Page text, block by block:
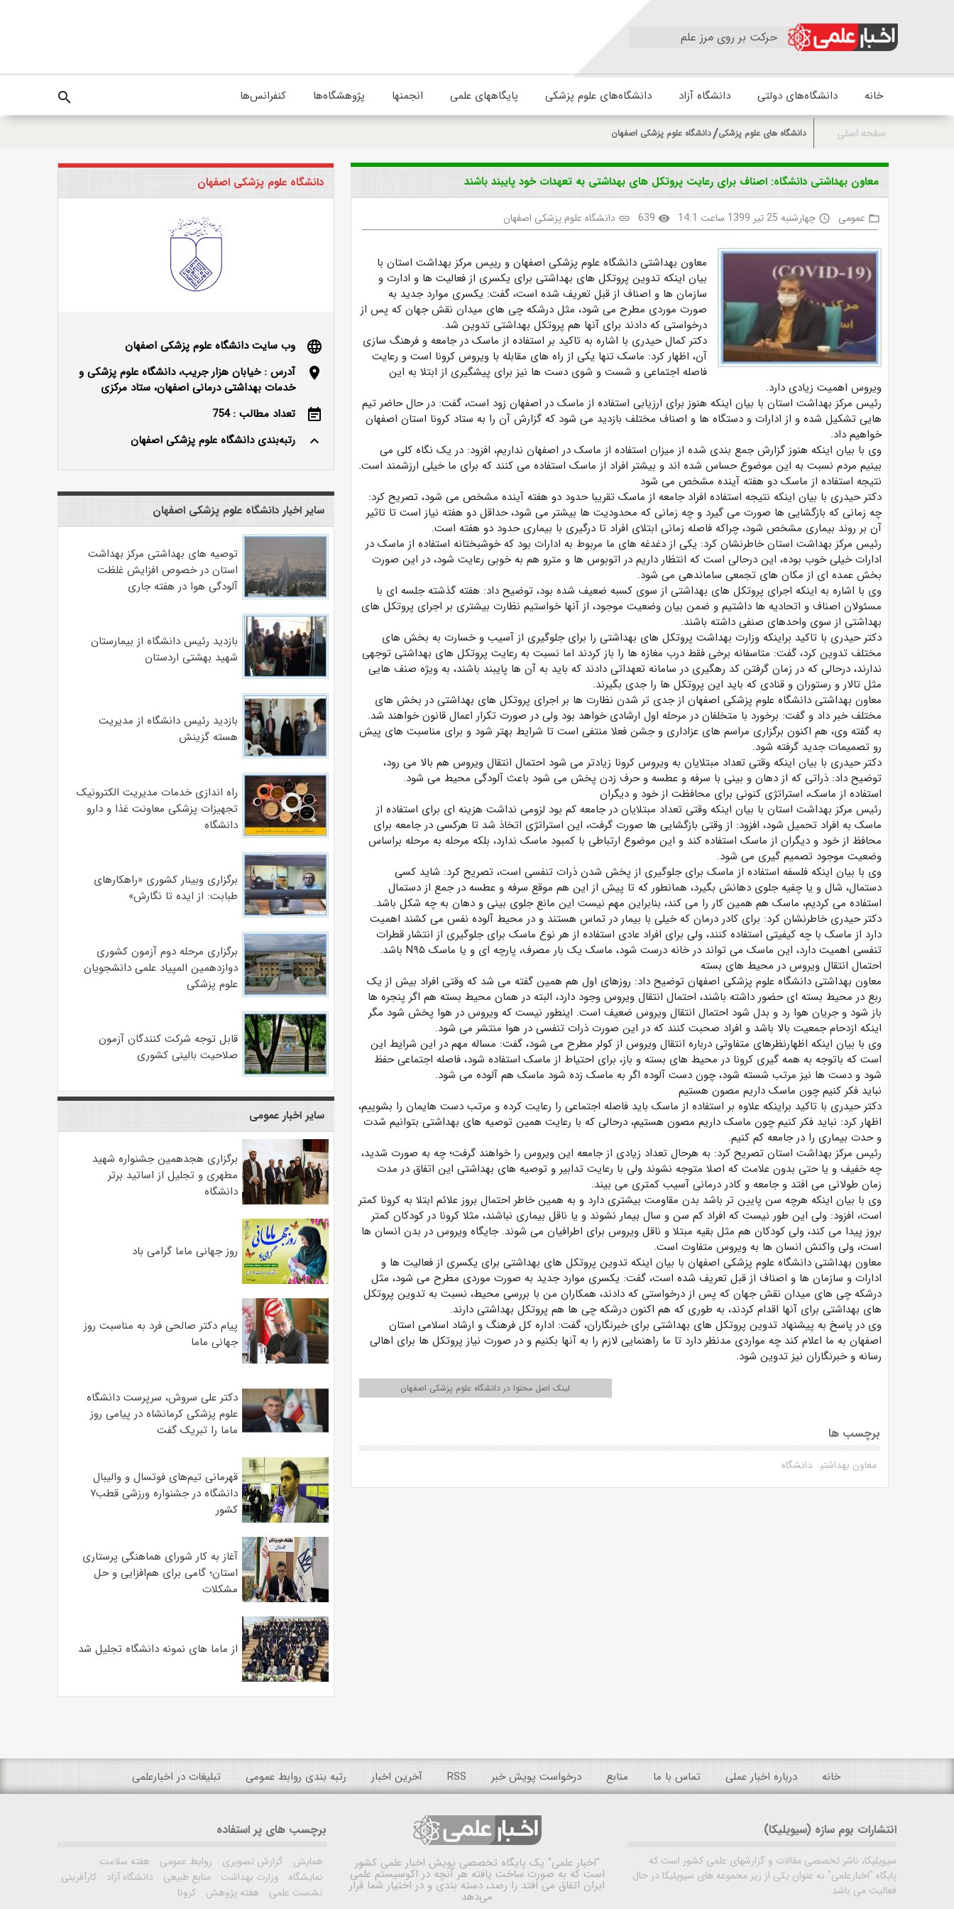
حرکت بر روی مرز علم
خانه دانشگاه‌های دولتی دانشگاه آزاد دانشگاه‌های علوم پزشکی پایگاههای علمی انجمنها پژوهشگاه‌ها کنفرانس‌ها search
صفحه اصلی دانشگاه های علوم پزشکی دانشگاه علوم پزشکی اصفهان
معاون بهداشتی دانشگاه: اصناف برای رعایت پروتکل های بهداشتی به تعهدات خود پایبند باشند
folder_open عمومی access_time چهارشنبه 25 تیر 1399 ساعت 14:1 visibility
639
link دانشگاه علوم پزشکی اصفهان
معاون بهداشتی دانشگاه علوم پزشکی اصفهان و رییس مرکز بهداشت استان با
بیان اینکه تدوین پروتکل های بهداشتی برای یکسری از فعالیت ها و ادارت و
سازمان ها و اصناف از قبل تعریف شده است، گفت: یکسری موارد جدید به
صورت موردی مطرح می شود، مثل درشکه چی های میدان نقش جهان که پس از
درخواستی که دادند برای آنها هم پروتکل بهداشتی تدوین شد.
دکتر کمال حیدری با اشاره به تاکید بر استفاده از ماسک در جامعه و فرهنگ سازی
آن، اظهار کرد: ماسک تنها یکی از راه های مقابله با ویروس کرونا است و رعایت
فاصله اجتماعی و شست و شوی دست ها نیز برای پیشگیری از ابتلا به این
ویروس اهمیت زیادی دارد.
رئیس مرکز بهداشت استان با بیان اینکه هنوز برای ارزیابی استفاده از ماسک در اصفهان زود است، گفت: در حال حاضر تیم
هایی تشکیل شده و از ادارات و دستگاه ها و اصناف مختلف بازدید می شود که گزارش آن را به ستاد کرونا استان اصفهان
خواهیم داد.
وی با بیان اینکه هنوز گزارش جمع بندی شده از میزان استفاده از ماسک در اصفهان نداریم، افزود: در یک نگاه کلی می
بینیم مردم نسبت به این موضوع حساس شده اند و بیشتر افراد از ماسک استفاده می کنند که برای ما خیلی ارزشمند است.
نتیجه استفاده از ماسک دو هفته آینده مشخص می شود
دکتر حیدری با بیان اینکه نتیجه استفاده افراد جامعه از ماسک تقریبا حدود دو هفته آینده مشخص می شود، تصریح کرد:
چه زمانی که بازگشایی ها صورت می گیرد و چه زمانی که محدودیت ها بیشتر می شود، حداقل دو هفته نیاز است تا تاثیر
آن بر روند بیماری مشخص شود، چراکه فاصله زمانی ابتلای افراد تا درگیری با بیماری حدود دو هفته است.
رئیس مرکز بهداشت استان خاطرنشان کرد: یکی از دغدغه های ما مربوط به ادارات بود که خوشبختانه استفاده از ماسک در
ادارات خیلی خوب بوده، این درحالی است که انتظار داریم در اتوبوس ها و مترو هم به خوبی رعایت شود، در این صورت
بخش عمده ای از مکان های تجمعی ساماندهی می شود.
وی با اشاره به اینکه اجرای پروتکل های بهداشتی از سوی کسبه ضعیف شده بود، توضیح داد: هفته گذشته جلسه ای با
مسئولان اصناف و اتحادیه ها داشتیم و ضمن بیان وضعیت موجود، از آنها خواستیم نظارت بیشتری بر اجرای پروتکل های
بهداشتی از سوی واحدهای صنفی داشته باشند.
دکتر حیدری با تاکید براینکه وزارت بهداشت پروتکل های بهداشتی را برای جلوگیری از آسیب و خسارت به بخش های
مختلف تدوین کرد، گفت: متاسفانه برخی فقط درب مغازه ها را باز کردند اما نسبت به رعایت پروتکل های بهداشتی توجهی
ندارند، درحالی که در زمان گرفتن کد رهگیری در سامانه تعهداتی دادند که باید به آن ها پایبند باشند، به ویژه صنف هایی
مثل تالار و رستوران و قنادی که باید این پروتکل ها را جدی بگیرند.
معاون بهداشتی دانشگاه علوم پزشکی اصفهان از جدی تر شدن نظارت ها بر اجرای پروتکل های بهداشتی در بخش های
مختلف خبر داد و گفت: برخورد با متخلفان در مرحله اول ارشادی خواهد بود ولی در صورت تکرار اعمال قانون خواهند شد.
به گفته وی، هم اکنون برگزاری مراسم های عزاداری و جشن فعلا منتفی است تا شرایط بهتر شود و برای مناسبت های پیش
رو تصمیمات جدید گرفته شود.
دکتر حیدری با بیان اینکه وقتی تعداد مبتلایان به ویروس کرونا زیادتر می شود احتمال انتقال ویروس هم بالا می رود،
توضیح داد: ذراتی که از دهان و بینی با سرفه و عطسه و حرف زدن پخش می شود باعث آلودگی محیط می شود.
استفاده از ماسک، استراتژی کنونی برای محافظت از خود و دیگران
رئیس مرکز بهداشت استان با بیان اینکه وقتی تعداد مبتلایان در جامعه کم بود لزومی نداشت هزینه ای برای استفاده از
ماسک به افراد تحمیل شود، افزود: از وقتی بازگشایی ها صورت گرفت، این استراتژی اتخاذ شد تا هرکسی در جامعه برای
محافظ از خود و دیگران از ماسک استفاده کند و این موضوع ارتباطی با کمبود ماسک ندارد، بلکه مرحله به مرحله براساس
وضعیت موجود تصمیم گیری می شود.
وی با بیان اینکه فلسفه استفاده از ماسک برای جلوگیری از پخش شدن ذرات تنفسی است، تصریح کرد: شاید کسی
دستمال، شال و یا چفیه جلوی دهانش بگیرد، همانطور که تا پیش از این هم موقع سرفه و عطسه در جمع از دستمال
استفاده می کردیم، ماسک هم همین کار را می کند، بنابراین مهم نیست این مانع جلوی بینی و دهان به چه شکل باشد.
دکتر حیدری خاطرنشان کرد: برای کادر درمان که خیلی با بیمار در تماس هستند و در محیط آلوده نفس می کشند اهمیت
دارد از ماسک با چه کیفیتی استفاده کنند، ولی برای افراد عادی استفاده از هر نوع ماسک برای جلوگیری از انتشار قطرات
تنفسی اهمیت دارد، این ماسک می تواند در خانه درست شود، ماسک یک بار مصرف، پارچه ای و یا ماسک N۹۵ باشد.
احتمال انتقال ویروس در محیط های بسته
معاون بهداشتی دانشگاه علوم پزشکی اصفهان توضیح داد: روزهای اول هم همین گفته می شد که وقتی افراد بیش از یک
ربع در محیط بسته ای حضور داشته باشند، احتمال انتقال ویروس وجود دارد، البته در همان محیط بسته هم اگر پنجره ها
باز شود و جریان هوا رد و بدل شود احتمال انتقال ویروس ضعیف است. اینطور نیست که ویروس در هوا پخش شود مگر
اینکه ازدحام جمعیت بالا باشد و افراد صحبت کنند که در این صورت ذرات تنفسی در هوا منتشر می شود.
وی با بیان اینکه اظهارنظرهای متفاوتی درباره انتقال ویروس از کولر مطرح می شود، گفت: مساله مهم در این شرایط این
است که باتوجه به همه گیری کرونا در محیط های بسته و باز، برای احتیاط از ماسک استفاده شود، فاصله اجتماعی حفظ
شود و دست ها نیز مرتب شسته شود، چون دست آلوده اگر به ماسک زده شود ماسک هم آلوده می شود.
نباید فکر کنیم چون ماسک داریم مصون هستیم
دکتر حیدری با تاکید براینکه علاوه بر استفاده از ماسک باید فاصله اجتماعی را رعایت کرده و مرتب دست هایمان را بشوییم،
اظهار کرد: نباید فکر کنیم چون ماسک داریم مصون هستیم، درحالی که با رعایت همین توصیه های بهداشتی بتوانیم شدت
و حدت بیماری را در جامعه کم کنیم.
رئیس مرکز بهداشت استان تصریح کرد: به هرحال تعداد زیادی از جامعه این ویروس را خواهند گرفت؛ چه به صورت شدید،
چه خفیف و یا حتی بدون علامت که اصلا متوجه نشوند ولی با رعایت تدابیر و توصیه های بهداشتی این اتفاق در مدت
زمان طولانی می افتد و جامعه و کادر درمانی آسیب کمتری می بیند.
وی با بیان اینکه هرچه سن پایین تر باشد بدن مقاومت بیشتری دارد و به همین خاطر احتمال بروز علائم ابتلا به کرونا کمتر
است، افزود: ولی این طور نیست که افراد کم سن و سال بیمار نشوند و یا ناقل بیماری نباشند، مثلا کرونا در کودکان کمتر
بروز پیدا می کند، ولی کودکان هم مثل بقیه مبتلا و ناقل ویروس برای اطرافیان می شوند. جایگاه ویروس در بدن انسان ها
است، ولی واکنش انسان ها به ویروس متفاوت است.
معاون بهداشتی دانشگاه علوم پزشکی اصفهان با بیان اینکه تدوین پروتکل های بهداشتی برای یکسری از فعالیت ها و
ادارات و سازمان ها و اصناف از قبل تعریف شده است، گفت: یکسری موارد جدید به صورت موردی مطرح می شود، مثل
درشکه چی های میدان نقش جهان که پس از درخواستی که دادند، همکاران من با بررسی محیط، نسبت به تدوین پروتکل
های بهداشتی برای آنها اقدام کردند، به طوری که هم اکنون درشکه چی ها هم پروتکل بهداشتی دارند.
وی در پاسخ به پیشنهاد تدوین پروتکل های بهداشتی برای خبرنگاران، گفت: اداره کل فرهنگ و ارشاد اسلامی استان
اصفهان به ما اعلام کند چه مواردی مدنظر دارد تا ما راهنمایی لازم را به آنها بکنیم و در صورت نیاز پروتکل ها برای اهالی
رسانه و خبرنگاران نیز تدوین شود.
لینک اصل محتوا در دانشگاه علوم پزشکی اصفهان
برچسب ها
معاون بهداشتی دانشگاه
دانشگاه علوم پزشکی اصفهان
language
وب سایت دانشگاه علوم پزشکی اصفهان
location_on
آدرس : خیابان هزار جریب، دانشگاه علوم پزشکی و
خدمات بهداشتی درمانی اصفهان، ستاد مرکزی
event_note
تعداد مطالب : 754
keyboard_arrow_up
رتبه‌بندی دانشگاه علوم پزشکی اصفهان
سایر اخبار دانشگاه علوم پزشکی اصفهان
توصیه های بهداشتی مرکز بهداشت
استان در خصوص افزایش غلظت
آلودگی هوا در هفته جاری
بازدید رئیس دانشگاه از بیمارستان‌
شهید بهشتی اردستان
بازدید رئیس دانشگاه از مدیریت
هسته گزینش
راه اندازی خدمات مدیریت الکترونیک
تجهیزات پزشکی معاونت غذا و دارو
دانشگاه
برگزاری وبینار کشوری «راهکارهای
طبابت: از ایده تا نگارش»
برگزاری مرحله دوم آزمون کشوری
دوازدهمین المپیاد علمی دانشجویان
علوم پزشکی
قابل توجه شرکت کنندگان آزمون
صلاحیت بالینی کشوری
سایر اخبار عمومی
برگزاری هجدهمین جشنواره شهید
مطهری و تجلیل از اساتید برتر
دانشگاه
روز جهانی ماما گرامی باد
پیام دکتر صالحی فرد به مناسبت روز
جهانی ماما
دکتر علی سروش، سرپرست دانشگاه
علوم پزشکی کرمانشاه در پیامی روز
ماما را تبریک گفت
قهرمانی تیم‌های فوتسال و والیبال
دانشگاه در جشنواره ورزشی قطب۷
کشور
آغاز به کار شورای هماهنگی پرستاری
استان؛ گامی برای هم‌افزایی و حل
مشکلات
از ماما های نمونه دانشگاه تجلیل شد
خانه درباره اخبار عملی تماس با ما منابع درخواست پویش خبر RSS آخرین اخبار رتبه بندی روابط عمومی تبلیغات در اخبارعلمی
انتشارات بوم سازه (سیویلیکا)
سیویلیکا، ناشر تخصصی مقالات و گزارشهای علمی کشور است که
پایگاه "اخبارعلمی" به عنوان یکی از زیر مجموعه های سیویلیکا در حال
فعالیت می باشد.
"اخبار علمی" یک پایگاه تخصصی پویش اخبار علمی کشور
است که به صورت ساخت یافته هر آنچه در اکوسیستم علمی
ایران اتفاق می افتد را رصد، دسته بندی و در اختیار شما قرار
می‌دهد
برچسب های پر استفاده
همایش گزارش تصویری روابط عمومی
هفته سلامت
نمایشگاه
وزارت بهداشت منابع طبیعی دانشگاه آزاد
کارآفرینی
نشست علمی
هفته پژوهش کرونا